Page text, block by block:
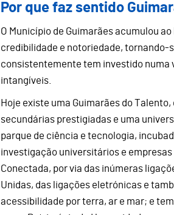
Por que faz sentido
O Município de Guimarães acumulou
credibilidade e notoriedade, tornando-
consistentemente tem investido numa
intangíveis.
Hoje existe uma Guimarães do
secundárias prestigiadas e uma
parque de ciência e tecnologia,
investigação universitários e
Conectada, por via das inúmeras
Unidas, das ligações eletrónicas e
acessibilidade por terra, ar e mar; e